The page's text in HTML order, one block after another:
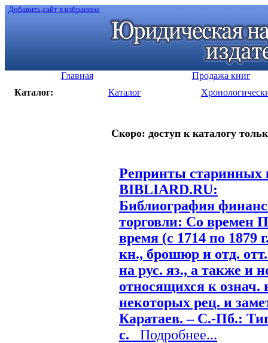
Добавить сайт в избранное
Главная
Продажа книг
Каталог:
Каталог
Скоро: доступ к каталогу
Репринты старинных
BIBLIARD.RU:
Библиография
торговли: Со времен
время (с 1714 по 1879
кн., брошюр и отд.
на рус. яз., а также и
относящихся к означ.
некоторых рец. и
Каратаев. – С.-Пб.:
с. Подробнее...